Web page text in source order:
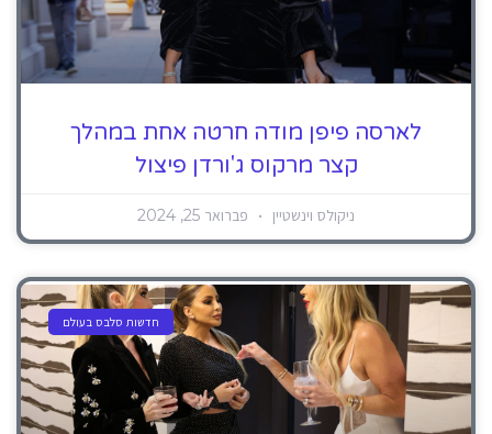
לארסה פיפן מודה חרטה אחת במהלך
קצר מרקוס ג'ורדן פיצול
ניקולס וינשטיין פברואר 25, 2024
חדשות סלבס בעולם